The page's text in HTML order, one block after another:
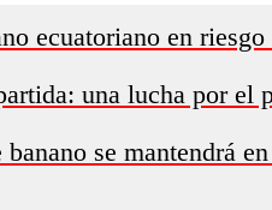
ecuatoriano en
una lucha por el
se mantendrá